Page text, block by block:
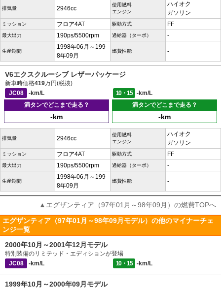
排気量 2946cc
使用燃料
エンジン
ハイオク
ガソリン
ミッション フロア4AT 駆動方式 FF
最大出力 190ps/5500rpm 過給器（ターボ） -
生産期間
1998年06月～199
8年09月
燃費性能 -
V6エクスクルーシブ レザーパッケージ
新車時価格419万円(税抜)
JC08
-km/L 10・15
-km/L
満タンでどこまで走る？
-km
満タンでどこまで走る？
-km
排気量 2946cc
使用燃料
エンジン
ハイオク
ガソリン
ミッション フロア4AT 駆動方式 FF
最大出力 190ps/5500rpm 過給器（ターボ） -
生産期間
1998年06月～199
8年09月
燃費性能 -
▲エグザンティア（97年01月～98年09月）の燃費TOPへ
エグザンティア（97年01月～98年09月モデル）の他のマイナーチェ
ンジ一覧
2000年10月～2001年12月モデル
特別装備のリミテッド・エディションが登場
JC08
-km/L 10・15 -km/L
1999年10月～2000年09月モデル